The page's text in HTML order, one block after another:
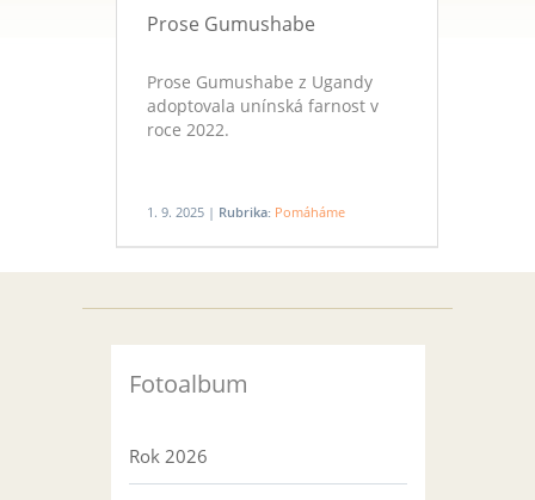
Prose Gumushabe
Prose Gumushabe z Ugandy
adoptovala unínská farnost v
roce 2022.
1. 9. 2025 | Rubrika: Pomáháme
Fotoalbum
Rok 2026